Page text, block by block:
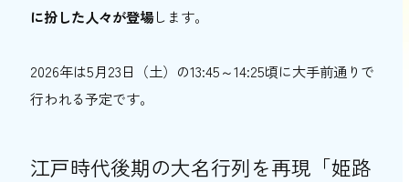
に扮した人々が登場します。
2026年は5月23日（土）の13:45～14:25頃に大手前通りで
行われる予定です。
江戸時代後期の大名行列を再現「姫路